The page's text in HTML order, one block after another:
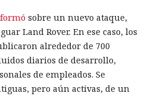
sobre un nuevo ataque,
Land Rover. En ese caso, los
alrededor de 700
diarios de desarrollo,
de empleados. Se
pero aún activas, de un